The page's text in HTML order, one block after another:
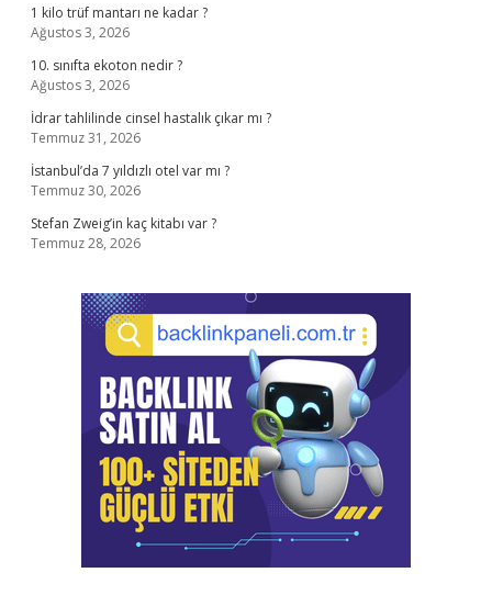
1 kilo trüf mantarı ne kadar ?
Ağustos 3, 2026
10. sınıfta ekoton nedir ?
Ağustos 3, 2026
İdrar tahlilinde cinsel hastalık çıkar mı ?
Temmuz 31, 2026
İstanbul’da 7 yıldızlı otel var mı ?
Temmuz 30, 2026
Stefan Zweig’in kaç kitabı var ?
Temmuz 28, 2026